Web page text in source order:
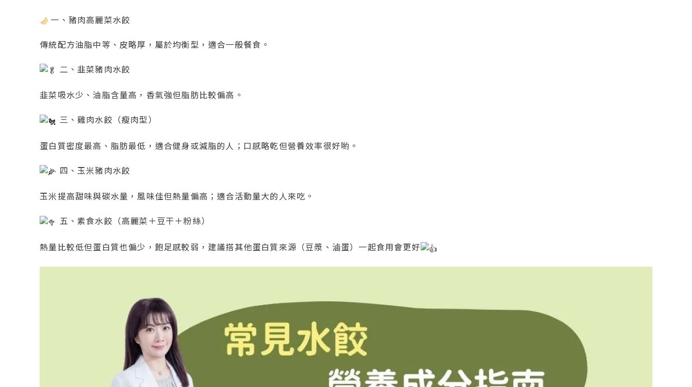
一、豬肉高麗菜水餃
傳統配方油脂中等、皮略厚，屬於均衡型，適合一般餐食。
二、韭菜豬肉水餃
韭菜吸水少、油脂含量高，香氣強但脂肪比較偏高。
三、雞肉水餃（瘦肉型）
蛋白質密度最高、脂肪最低，適合健身或減脂的人；口感略乾但營養效率很好喲。
四、玉米豬肉水餃
玉米提高甜味與碳水量，風味佳但熱量偏高；適合活動量大的人來吃。
五、素食水餃（高麗菜＋豆干＋粉絲）
熱量比較低但蛋白質也偏少，飽足感較弱，建議搭其他蛋白質來源（豆漿、滷蛋）一起食用會更好